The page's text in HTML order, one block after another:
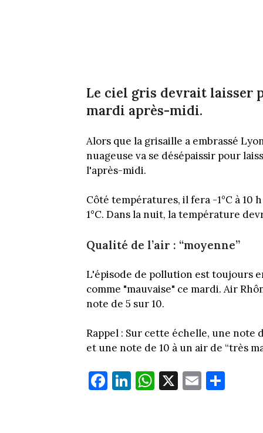
Le ciel gris devrait laisser
mardi après-midi.
Alors que la grisaille a embrassé
nuageuse va se désépaissir pour
l'après-midi.
Côté températures, il fera -1°C à 10
1°C. Dans la nuit, la température
Qualité de l’air : “moyenne”
L'épisode de pollution est toujours
comme "mauvaise" ce mardi. Air
note de 5 sur 10.
Rappel : Sur cette échelle, une note
et une note de 10 à un air de “très
Fa
ce
Li
nk
W
ha
X E
m